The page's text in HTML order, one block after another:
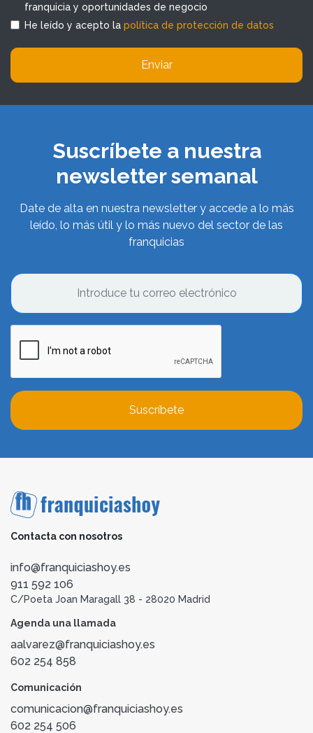
franquicia y oportunidades de negocio
He leído y acepto la política de protección de datos
Enviar
Suscríbete a nuestra
newsletter semanal
Date de alta en nuestra newsletter y accede a lo más
leído, lo más útil y lo más nuevo del sector de las
franquicias
Suscríbete
Contacta con nosotros
info@franquiciashoy.es
911 592 106
C/Poeta Joan Maragall 38 - 28020 Madrid
Agenda una llamada
aalvarez@franquiciashoy.es
602 254 858
Comunicación
comunicacion@franquiciashoy.es
602 254 506